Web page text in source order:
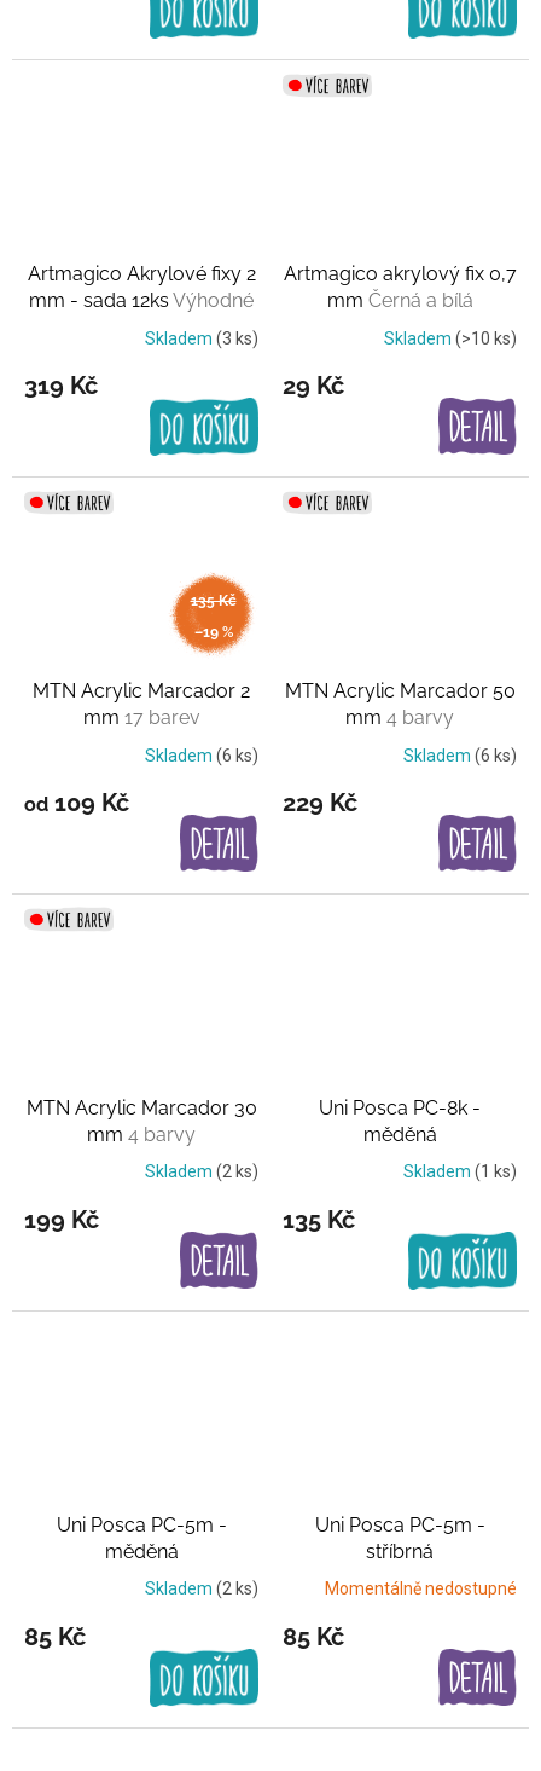
Artmagico Akrylové fixy 2
mm - sada 12ks Výhodné
baleníSkladem (3 ks)
319 Kč
Artmagico akrylový fix 0,7
mm Černá a bílá
Skladem (>10 ks)
29 Kč
135 Kč
–19 %
MTN Acrylic Marcador 2
mm 17 barev
Skladem (6 ks)
od 109 Kč
MTN Acrylic Marcador 50
mm 4 barvy
Skladem (6 ks)
229 Kč
MTN Acrylic Marcador 30
mm 4 barvy
Skladem (2 ks)
199 Kč
Uni Posca PC-8k -
měděná
Skladem (1 ks)
135 Kč
Uni Posca PC-5m -
měděná
Skladem (2 ks)
85 Kč
Uni Posca PC-5m -
stříbrná
Momentálně nedostupné
85 Kč